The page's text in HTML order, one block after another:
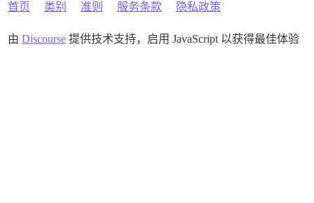
首页 类别 准则 服务条款 隐私政策
由 Discourse提供技术支持，启用 JavaScript 以获得最佳体验